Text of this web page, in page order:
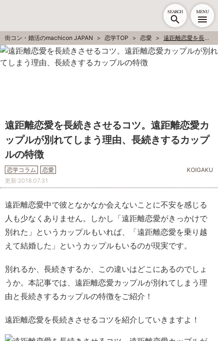
SEARCH MENU
街コン・婚活のmachicon JAPAN 恋学TOP 恋愛 遠距離恋愛を長続きさせるコツ。遠距離恋愛カップルが別れてしまう理由、長続きするカップルの特徴
遠距離恋愛を長続きさせるコツ。遠距離恋愛カ
ップルが別れてしまう理由、長続きするカップ
ルの特徴
恋学コラム 恋愛
KOIGAKU
更新:2018.07.31
遠距離恋愛中で彼となかなか会えないことに不安を感じる
人も少なくありません。しかし「遠距離恋愛がきっかけで
別れた」というカップルもいれば、「遠距離恋愛を乗り越
えて結婚した」というカップルもいるのが現実です。
別れるか、長続きするか、この違いはどこにあるのでしょ
うか。本記事では、遠距離恋愛カップルが別れてしまう理
由と長続きするカップルの特徴をご紹介！
遠距離恋愛を長続きさせるコツを紹介していきますよ！